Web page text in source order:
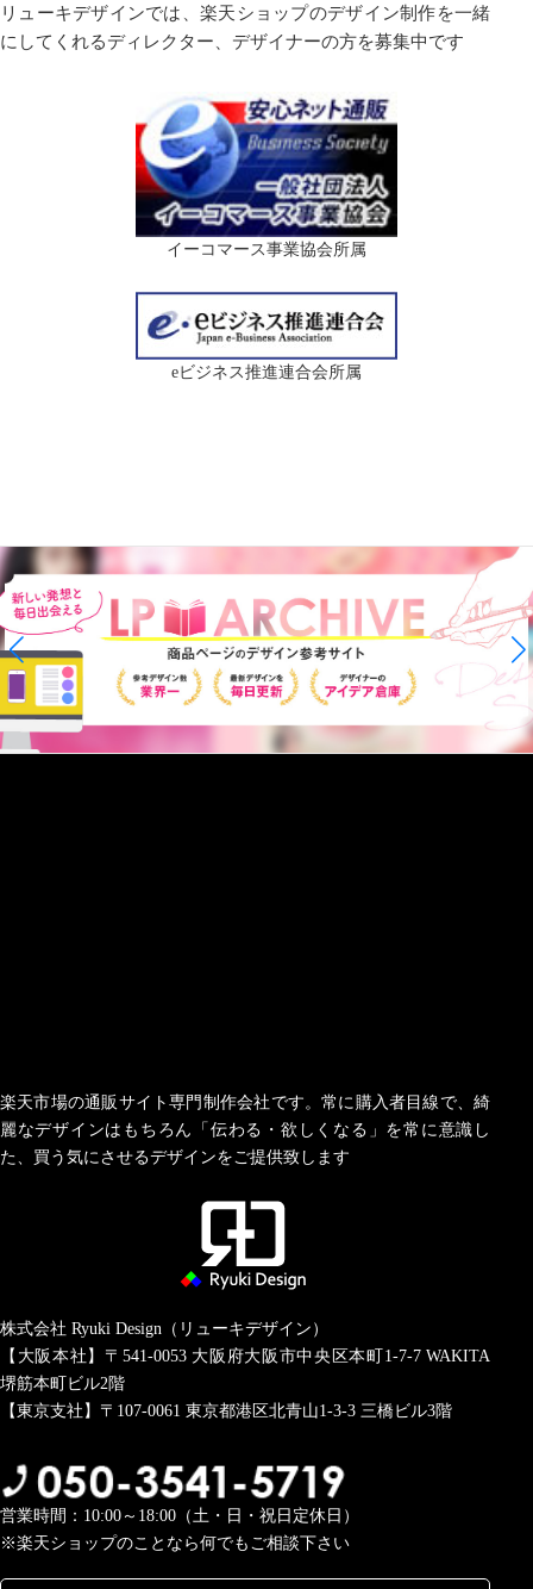
リューキデザインでは、楽天ショップのデザイン制作を一緒
にしてくれるディレクター、デザイナーの方を募集中です
イーコマース事業協会所属
eビジネス推進連合会所属
楽天市場の通販サイト専門制作会社です。常に購入者目線で、綺
麗なデザインはもちろん「伝わる・欲しくなる」を常に意識し
た、買う気にさせるデザインをご提供致します
株式会社 Ryuki Design（リューキデザイン）
【大阪本社】〒541-0053大阪府大阪市中央区本町1-7-7 WAKITA
堺筋本町ビル2階
【東京支社】〒107-0061 東京都港区北青山1-3-3 三橋ビル3階
営業時間：10:00～18:00（土・日・祝日定休日）
※楽天ショップのことなら何でもご相談下さい